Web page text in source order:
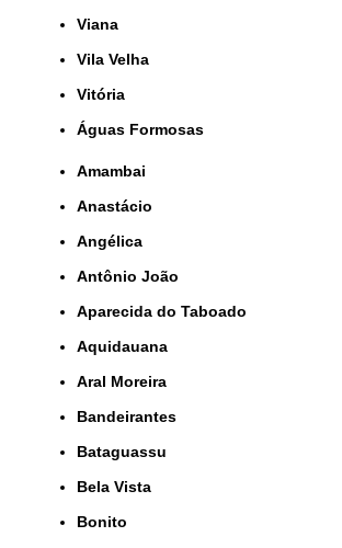
Viana
Vila Velha
Vitória
Águas Formosas
Amambai
Anastácio
Angélica
Antônio João
Aparecida do Taboado
Aquidauana
Aral Moreira
Bandeirantes
Bataguassu
Bela Vista
Bonito